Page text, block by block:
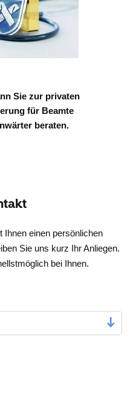
Sie zur privaten
für Beamte
beraten.
Ihnen einen persönlichen
Sie uns kurz Ihr Anliegen.
bei Ihnen.